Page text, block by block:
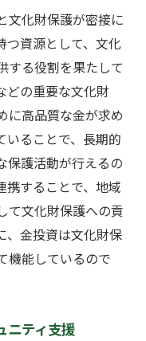
文化財保護が密接に
つ資源として、文化
する役割を果たして
どの重要な文化財
に高品質な金が求め
いることで、長期的
保護活動が行えるの
携することで、地域
て文化財保護への貢
、金投資は文化財保
機能しているので
ニティ支援